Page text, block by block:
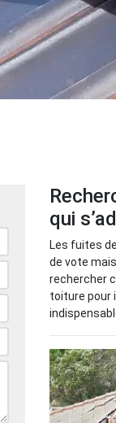
qui
Les fuites
de vote
rechercher
toiture pour